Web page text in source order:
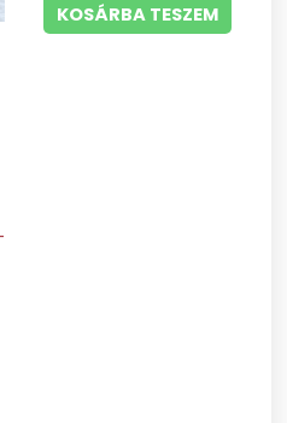
KOSÁRBA TESZEM